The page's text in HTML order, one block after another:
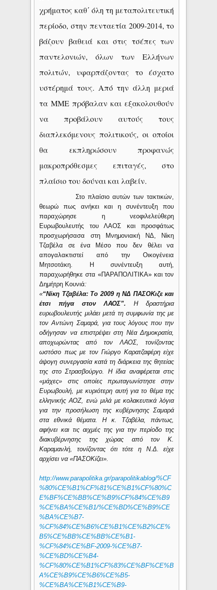
χρήματος καθ΄ όλη τη μεταπολιτευτική
περίοδο, στην πενταετία 2009-2014, το
βάζουν βαθειά και στις τσέπες των
παντελονιών, όλων των Ελλήνων
πολιτών, υφαρπάζοντας το έσχατο
υστέρημά τους. Από την άλλη μεριά
τα ΜΜΕ πρόβαλαν και εξακολουθούν
να προβάλουν αυτούς τους
διαπλεκόμενους πολιτικούς, οι οποίοι
θα εκπληρώσουν προφανώς
μακροπρόθεσμες επιταγές, στο
πλαίσιο του δούναι και λαβείν.
Στο πλαίσιο αυτών των τακτικών,
θεωρώ πως ανήκει και η συνέντευξη που
παραχώρησε η νεοφιλελεύθερη
Ευρωβουλευτής του ΛΑΟΣ και προσφάτως
προσχωρήσασα στη Μνημονιακή ΝΔ, Νίκη
Τζαβέλα σε ένα Μέσο που δεν θέλει να
απογαλακτιστεί από την Οικογένεια
Μητσοτάκη. Η συνέντευξη αυτή,
παραχωρήθηκε στα «ΠΑΡΑΠΟΛΙΤΙΚΑ» και τον
Δημήτρη Κουνιά:
«“Νίκη Τζαβέλα: Το 2009 η ΝΔ ΠΑΣΟΚιζε και
έτσι πήγα στον ΛΑΟΣ”. Η δραστήρια
ευρωβουλευτής μιλάει μετά τη συμφωνία της με
τον Αντώνη Σαμαρά, για τους λόγους που την
οδήγησαν να επιστρέψει στη Νέα Δημοκρατία,
αποχωρώντας από τον ΛΑΟΣ, τονίζοντας
ωστόσο πως με τον Γιώργο Καρατζαφέρη είχε
άψογη συνεργασία κατά τη διάρκεια της θητείας
της στο Στρασβούργο. Η ίδια αναφέρεται στις
«μάχες» στις οποίες πρωταγωνίστησε στην
Ευρωβουλή, με κυριότερη αυτή για το θέμα της
ελληνικής ΑΟΖ, ενώ μιλά με κολακευτικά λόγια
για την προσήλωση της κυβέρνησης Σαμαρά
στα εθνικά θέματα. Η κ. Τζαβέλα, πάντως,
αφήνει και τις αιχμές της για την περίοδο της
διακυβέρνησης της χώρας από τον Κ.
Καραμανλή, τονίζοντας ότι τότε η Ν.Δ. είχε
αρχίσει να «ΠΑΣΟΚίζει».
http://www.parapolitika.gr/parapolitikablog/%CF
%80%CE%B1%CF%81%CE%B1%CF%80%C
E%BF%CE%BB%CE%B9%CF%84%CE%B9
%CE%BA%CE%B1/%CE%BD%CE%B9%CE
%BA%CE%B7-
%CF%84%CE%B6%CE%B1%CE%B2%CE%
B5%CE%BB%CE%BB%CE%B1-
%CF%84%CE%BF-2009-%CE%B7-
%CE%BD%CE%B4-
%CF%80%CE%B1%CF%83%CE%BF%CE%B
A%CE%B9%CE%B6%CE%B5-
%CE%BA%CE%B1%CE%B9-